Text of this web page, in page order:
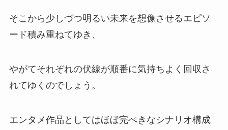
そこから少しづつ明るい未来を想像させるエピソ
ード積み重ねてゆき、
やがてそれぞれの伏線が順番に気持ちよく回収さ
れてゆくのでしょう。
エンタメ作品としてはほぼ完ぺきなシナリオ構成